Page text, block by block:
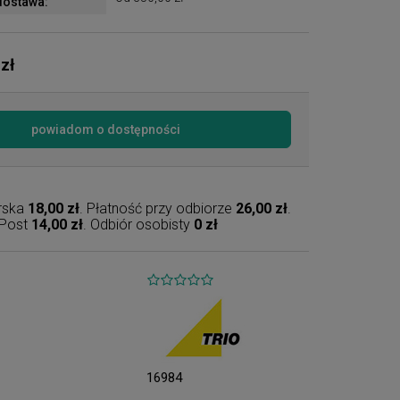
powiadom o dostępności
18,00 zł. Płatność przy odbiorze 26,00 zł.
14,00 zł. Odbiór osobisty 0 zł
16984